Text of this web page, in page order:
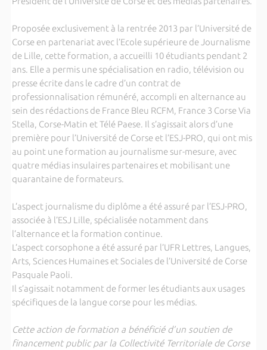
Proposée exclusivement à la rentrée 2013 par l’Université de
Corse en partenariat avec l’Ecole supérieure de Journalisme
de Lille, cette formation, a accueilli 10 étudiants pendant 2
ans. Elle a permis une spécialisation en radio, télévision ou
presse écrite dans le cadre d’un contrat de
professionnalisation rémunéré, accompli en alternance au
sein des rédactions de France Bleu RCFM, France 3 Corse Via
Stella, Corse-Matin et Télé Paese. Il s’agissait alors d’une
première pour l’Université de Corse et l’ESJ-PRO, qui ont mis
au point une formation au journalisme sur-mesure, avec
quatre médias insulaires partenaires et mobilisant une
quarantaine de formateurs.
L’aspect journalisme du diplôme a été assuré par l’ESJ-PRO,
associée à l’ESJ Lille, spécialisée notamment dans
l’alternance et la formation continue.
L’aspect corsophone a été assuré par l’UFR Lettres, Langues,
Arts, Sciences Humaines et Sociales de l’Université de Corse
Pasquale Paoli.
Il s’agissait notamment de former les étudiants aux usages
spécifiques de la langue corse pour les médias.
Cette action de formation a bénéficié d’un soutien de
financement public par la Collectivité Territoriale de Corse